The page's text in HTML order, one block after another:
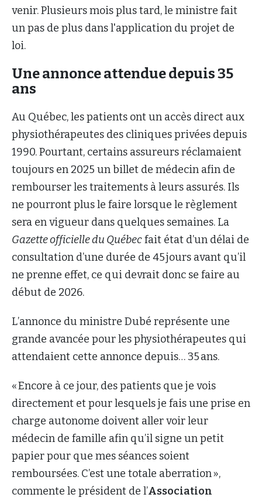
venir. Plusieurs mois plus tard, le ministre fait
un pas de plus dans l'application du projet de
loi.
Une annonce attendue depuis 35
ans
Au Québec, les patients ont un accès direct aux
physiothérapeutes des cliniques privées depuis
1990. Pourtant, certains assureurs réclamaient
toujours en 2025 un billet de médecin afin de
rembourser les traitements à leurs assurés. Ils
ne pourront plus le faire lorsque le règlement
sera en vigueur dans quelques semaines. La
Gazette officielle du Québecfait état d’un délai de
consultation d’une durée de 45 jours avant qu’il
ne prenne effet, ce qui devrait donc se faire au
début de 2026.
L’annonce du ministre Dubé représente une
grande avancée pour les physiothérapeutes qui
attendaient cette annonce depuis… 35 ans.
« Encore à ce jour, des patients que je vois
directement et pour lesquels je fais une prise en
charge autonome doivent aller voir leur
médecin de famille afin qu’il signe un petit
papier pour que mes séances soient
remboursées. C’est une totale aberration »,
commente le président de l’Association